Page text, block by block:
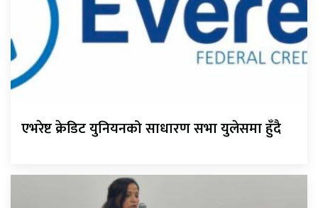
एभरेष्ट क्रेडिट युनियनको साधारण सभा युलेसमा हुँदै